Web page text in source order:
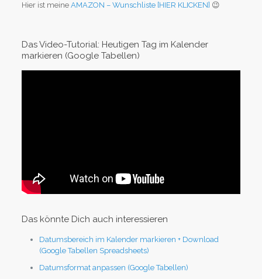
Hier ist meine AMAZON – Wunschliste [HIER KLICKEN] 😉
Das Video-Tutorial: Heutigen Tag im Kalender
markieren (Google Tabellen)
Das könnte Dich auch interessieren
Datumsbereich im Kalender markieren + Download
(Google Tabellen Spreadsheets)
Datumsformat anpassen (Google Tabellen)